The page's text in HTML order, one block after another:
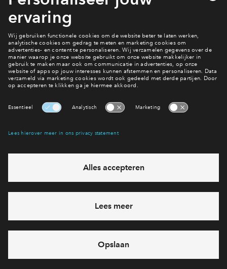
Een vraag?
Bekijk de veel gestelde
Heb je een vraag en wil je direct antwoord? Bel ons op088